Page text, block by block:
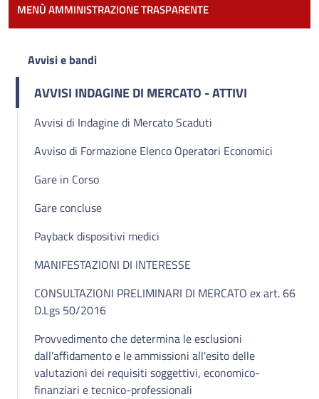
MENÙ AMMINISTRAZIONE TRASPARENTE
Avvisi e bandi
AVVISI INDAGINE DI MERCATO - ATTIVI
Avvisi di Indagine di Mercato Scaduti
Avviso di Formazione Elenco Operatori Economici
Gare in Corso
Gare concluse
Payback dispositivi medici
MANIFESTAZIONI DI INTERESSE
CONSULTAZIONI PRELIMINARI DI MERCATO ex art. 66
D.Lgs 50/2016
Provvedimento che determina le esclusioni
dall'affidamento e le ammissioni all'esito delle
valutazioni dei requisiti soggettivi, economico-
finanziari e tecnico-professionali